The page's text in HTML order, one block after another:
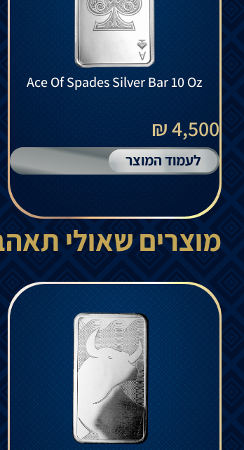
Ace Of Spades Silver Bar 10 Oz
4,500 ₪
לעמוד המוצר
מוצרים שאולי